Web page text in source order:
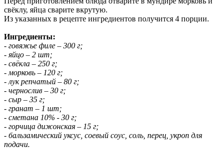
свёклу, яйца сварите вкрутую.
Из указанных в рецепте ингредиентов получится 4 порции.
Ингредиенты:
- говяжье филе – 300 г;
- яйцо – 2 шт;
- свёкла – 250 г;
- морковь – 120 г;
- лук репчатый – 80 г;
- чернослив – 30 г;
- сыр – 35 г;
- гранат – 1 шт;
- сметана 10% - 30 г;
- горчица дижонская – 15 г;
- бальзамический уксус, соевый соус, соль, перец, укроп для
подачи.